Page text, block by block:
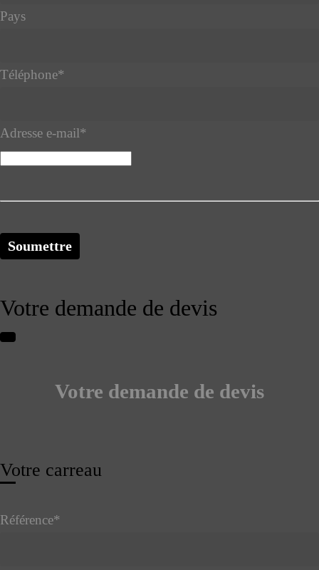
Pays
Téléphone*
Adresse e-mail*
Soumettre
Votre demande de devis
Votre demande de devis
Number *
Votre carreau
Référence*